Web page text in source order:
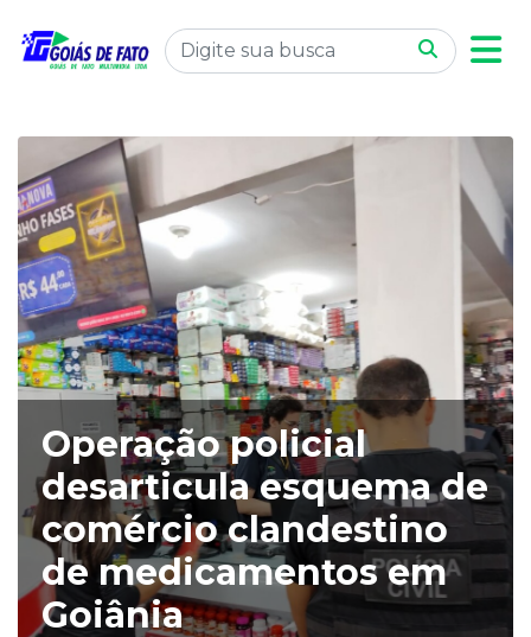
Operação policial
desarticula esquema de
comércio clandestino
de medicamentos em
Goiânia